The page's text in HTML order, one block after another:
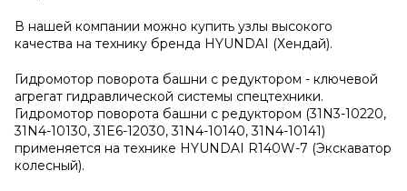
В нашей компании можно купить узлы высокого
качества на технику бренда HYUNDAI (Хендай).
Гидромотор поворота башни с редуктором - ключевой
агрегат гидравлической системы спецтехники.
Гидромотор поворота башни с редуктором (31N3-10220,
31N4-10130, 31E6-12030, 31N4-10140, 31N4-10141)
применяется на технике HYUNDAI R140W-7 (Экскаватор
колесный).